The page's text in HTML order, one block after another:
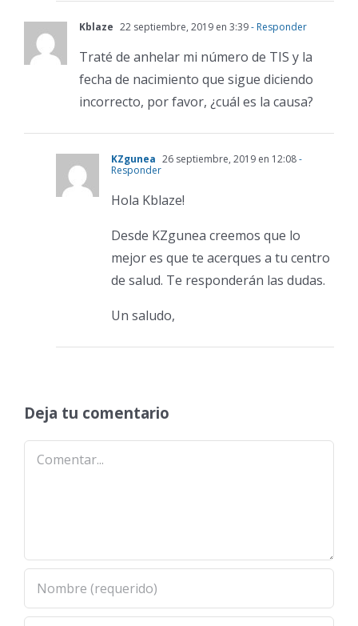
Kblaze 22 septiembre, 2019 en 3:39- Responder
Traté de anhelar mi número de TIS y la
fecha de nacimiento que sigue diciendo
incorrecto, por favor, ¿cuál es la causa?
KZgunea 26 septiembre, 2019 en 12:08-
Responder
Hola Kblaze!
Desde KZgunea creemos que lo
mejor es que te acerques a tu centro
de salud. Te responderán las dudas.
Un saludo,
Deja tu comentario
Comentar